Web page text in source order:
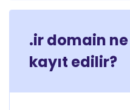
.ir domain
kayıt edilir?